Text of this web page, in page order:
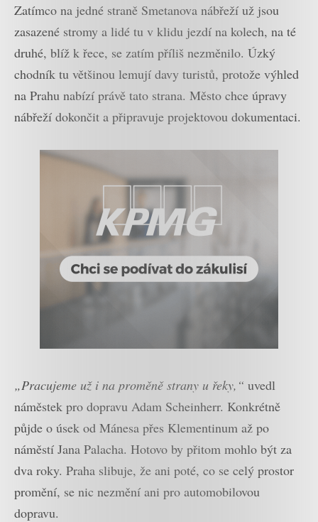
Zatímco na jedné straně Smetanova nábřeží už jsou
zasazené stromy a lidé tu v klidu jezdí na kolech, na té
druhé, blíž k řece, se zatím příliš nezměnilo. Úzký
chodník tu většinou lemují davy turistů, protože výhled
na Prahu nabízí právě tato strana. Město chce úpravy
nábřeží dokončit a připravuje projektovou dokumentaci.
„Pracujeme už i na proměně strany u řeky,“ uvedl
náměstek pro dopravu Adam Scheinherr. Konkrétně
půjde o úsek od Mánesa přes Klementinum až po
náměstí Jana Palacha. Hotovo by přitom mohlo být za
dva roky. Praha slibuje, že ani poté, co se celý prostor
promění, se nic nezmění ani pro automobilovou
dopravu.